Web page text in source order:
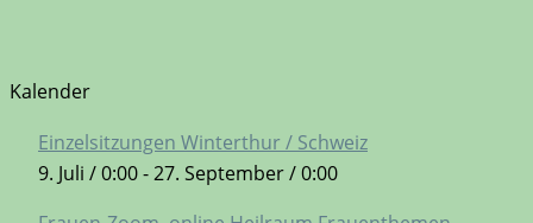
Kalender
Einzelsitzungen Winterthur / Schweiz
9. Juli / 0:00-27. September / 0:00